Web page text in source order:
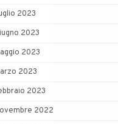
2023
2023
2023
2023
2023
2022